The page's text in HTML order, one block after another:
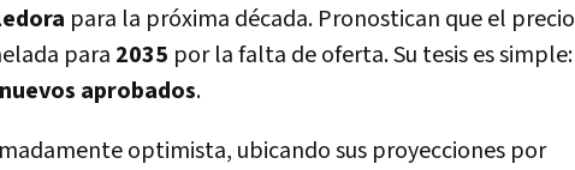
para la próxima década. Pronostican que el precio
para 2035 por la falta de oferta. Su tesis es simple:
aprobados.
optimista, ubicando sus proyecciones por